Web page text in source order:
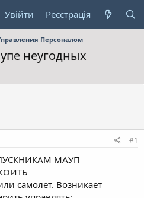
Увійти Реєстрація
Персоналом
неугодных
#1
МАУП
самолет. Возникает